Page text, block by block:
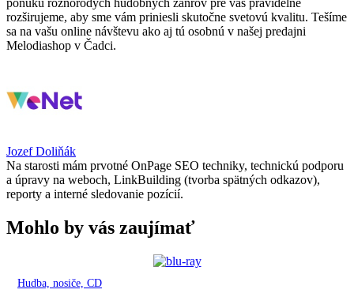
ponuku rôznorodých hudobných žánrov pre vás pravidelne
rozširujeme, aby sme vám priniesli skutočne svetovú kvalitu. Tešíme
sa na vašu online návštevu ako aj tú osobnú v našej predajni
Melodiashop v Čadci.
Jozef Doliňák
Na starosti mám prvotné OnPage SEO techniky, technickú podporu
a úpravy na weboch, LinkBuilding (tvorba spätných odkazov),
reporty a interné sledovanie pozícií.
Mohlo by vás zaujímať
Hudba, nosiče, CD